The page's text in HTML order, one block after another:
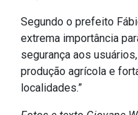
Diário Oficial (Até 30/
Recursos Humanos
Processo Seletivo
Seletivo Simplificado
Segundo o prefeito
extrema importância
segurança aos
produção agrícola e
localidades.”